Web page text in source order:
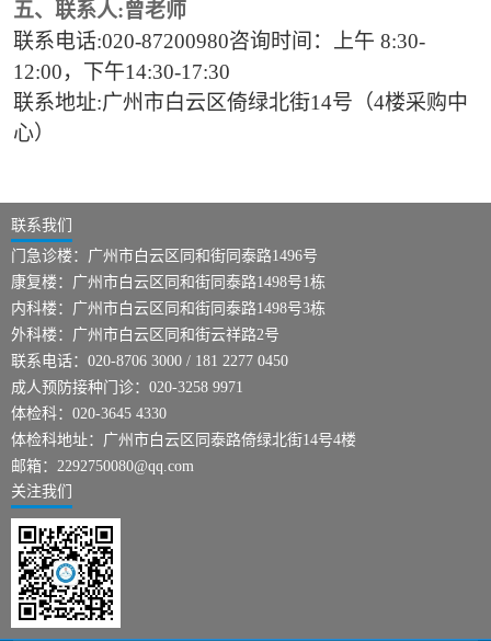
五、联系人:曾老师
联系电话:020-87200980咨询时间：上午 8:30-
12:00，下午14:30-17:30
联系地址:广州市白云区倚绿北街14号（4楼采购中
心）
联系我们
门急诊楼：广州市白云区同和街同泰路1496号
康复楼：广州市白云区同和街同泰路1498号1栋
内科楼：广州市白云区同和街同泰路1498号3栋
外科楼：广州市白云区同和街云祥路2号
联系电话：020-8706 3000 / 181 2277 0450
成人预防接种门诊：020-3258 9971
体检科：020-3645 4330
体检科地址：广州市白云区同泰路倚绿北街14号4楼
邮箱：2292750080@qq.com
关注我们